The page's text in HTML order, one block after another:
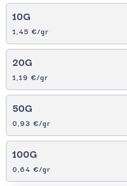
10G
1,45 €/gr
20G
1,19 €/gr
50G
0,93 €/gr
100G
0,64 €/gr